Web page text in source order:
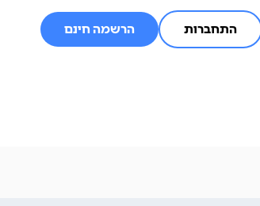
התחברות הרשמה חינם